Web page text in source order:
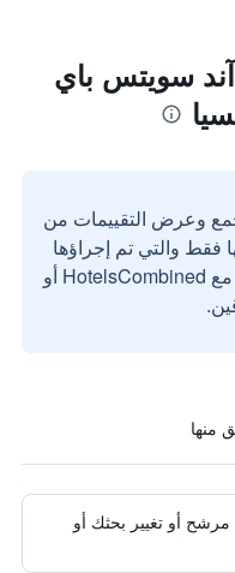
آند سويتس باي
وعرض التقييمات من
فقط والتي تم إجراؤها
بواسطة مستخدمين حقيقيين مع HotelsCombined أو
مرشح أو تغيير بحثك أو